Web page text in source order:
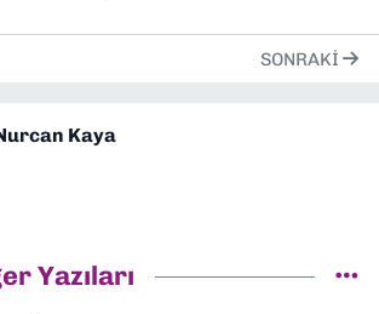
SONRAKI
Kaya
Yazıları